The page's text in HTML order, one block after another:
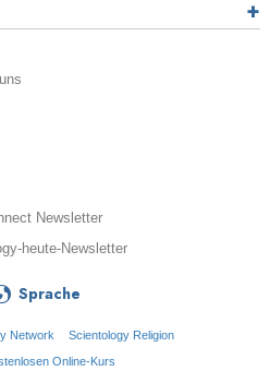
Newsletter
heute-Newsletter
Sprache
Network
Scientology Religion
Online-Kurs